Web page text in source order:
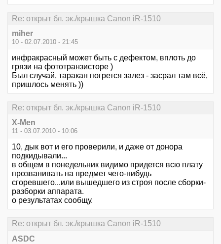
Re: открыт бл. эк./крышка Canon iR-1510
miher
10 - 02.07.2010 - 21:45
инфракрасный может быть с дефектом, вплоть до
грязи на фототранзисторе )
Был случай, таракан погрется залез - засрал там всё,
пришлось менять ))
Re: открыт бл. эк./крышка Canon iR-1510
X-Men
11 - 03.07.2010 - 10:06
10, дык вот и его проверили, и даже от донора
подкидывали...
в общем в понедельник видимо придется всю плату
прозванивать на предмет чего-нибудь
сгоревшего...или вышедшего из строя после сборки-
разборки аппарата.
о результатах сообщу.
Re: открыт бл. эк./крышка Canon iR-1510
ASDC